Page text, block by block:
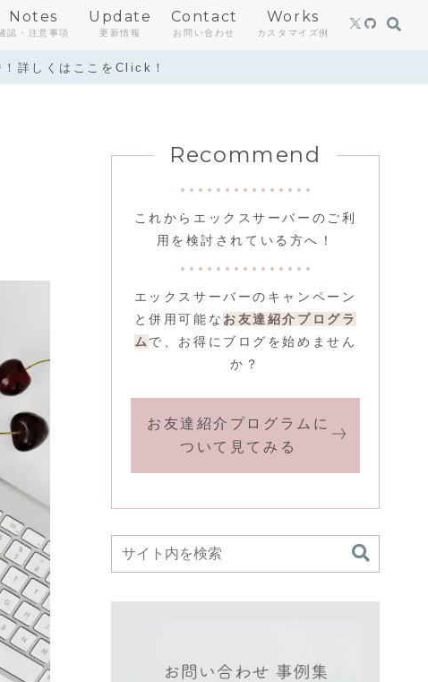
Notes
認・注意事項
Update
更新情報
Contact
お問い合わせ
Works
カスタマイズ例
詳しくはここをClick！
Recommend
これからエックスサーバーのご利
用を検討されている方へ！
エックスサーバーのキャンペーン
と併用可能な お友達紹介プログラ
ム で、お得にブログを始めません
か？
お友達紹介プログラムに
ついて見てみる